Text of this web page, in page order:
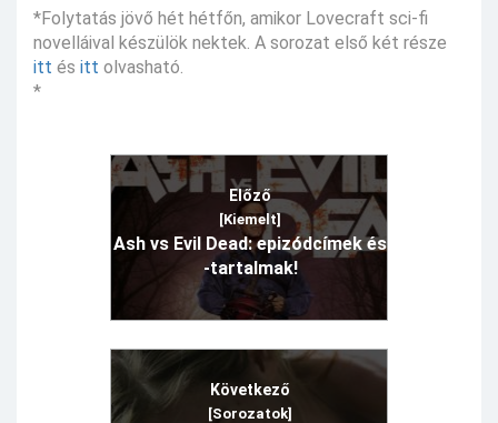
*Folytatás jövő hét hétfőn, amikor Lovecraft sci-fi
novelláival készülök nektek. A sorozat első két része
itt és itt olvasható.
*
Előző
[Kiemelt]
Ash vs Evil Dead: epizódcímek és
-tartalmak!
Következő
[Sorozatok]